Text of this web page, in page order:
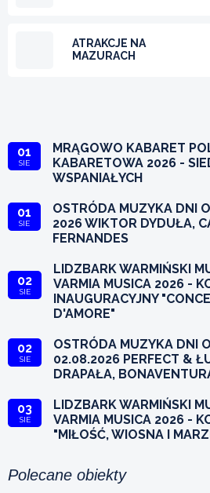
ATRAKCJE NA
MAZURACH
01
SIE
MRĄGOWO KABARET
KABARETOWA 2026 -
WSPANIAŁYCH
01
SIE
OSTRÓDA MUZYKA DNI
2026 WIKTOR DYDUŁA,
FERNANDES
02
SIE
LIDZBARK WARMIŃSKI
VARMIA MUSICA 2026 -
INAUGURACYJNY
D'AMORE"
02
SIE
OSTRÓDA MUZYKA DNI
02.08.2026 PERFECT &
DRAPAŁA,
03
SIE
LIDZBARK WARMIŃSKI
VARMIA MUSICA 2026 -
"MIŁOŚĆ, WIOSNA I
Polecane obiekty